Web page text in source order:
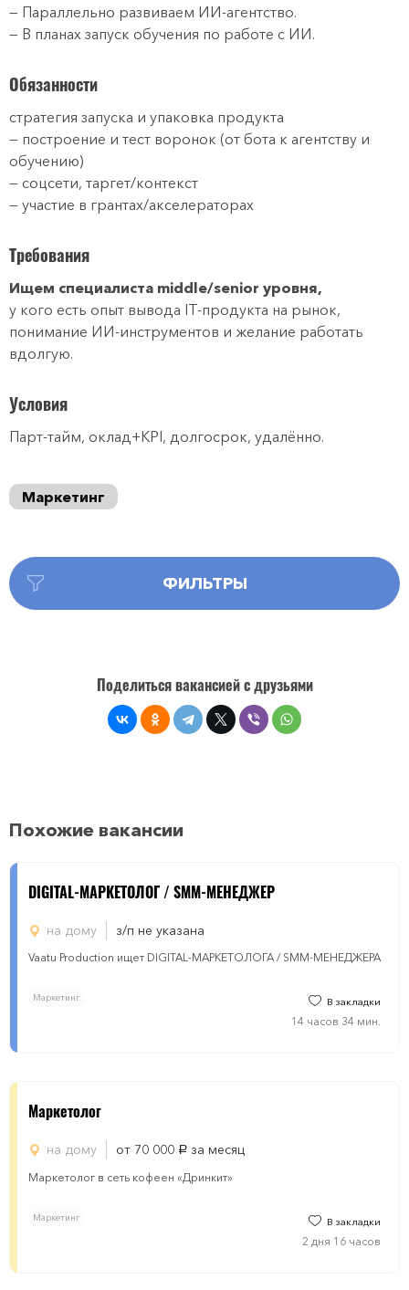
— Параллельно развиваем ИИ‑агентство.
— В планах запуск обучения по работе с ИИ.
Обязанности
стратегия запуска и упаковка продукта
— построение и тест воронок (от бота к агентству и
обучению)
— соцсети, таргет/контекст
— участие в грантах/акселераторах
Требования
Ищем специалиста middle/senior уровня,
у кого есть опыт вывода IT-продукта на рынок,
понимание ИИ-инструментов и желание работать
вдолгую.
Условия
Парт-тайм, оклад+KPI, долгосрок, удалённо.
Маркетинг
ФИЛЬТРЫ
Поделиться вакансией с друзьями
Похожие вакансии
DIGITAL-МАРКЕТОЛОГ / SMM-МЕНЕДЖЕР
на дому з/п не указана
Vaatu Production ищет DIGITAL-МАРКЕТОЛОГА / SMM-МЕНЕДЖЕРА
Маркетинг В закладки
14 часов 34 мин.
Маркетолог
на дому от 70 000 руб. за месяц
Маркетолог в сеть кофеен «Дринкит»
Маркетинг В закладки
2 дня 16 часов